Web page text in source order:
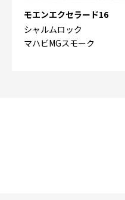
モエンエクセラード16
シャルムロック
マハビMGスモーク